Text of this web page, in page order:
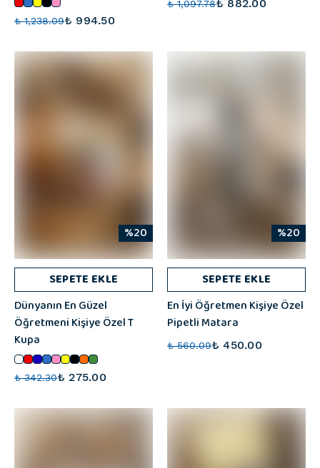
₺ 1,238.09₺ 994.50
₺ 1,097.78₺ 882.00
%20
SEPETE EKLE
Dünyanın En Güzel
Öğretmeni Kişiye Özel T
Kupa
₺ 342.30₺ 275.00
%20
SEPETE EKLE
En İyi Öğretmen Kişiye Özel
Pipetli Matara
₺ 560.09₺ 450.00